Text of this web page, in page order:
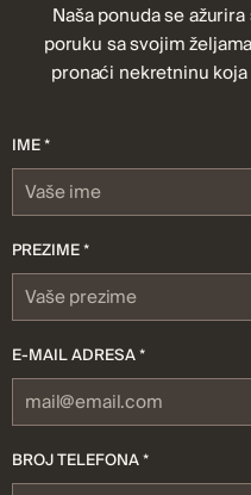
Naša ponuda se
poruku sa svojim
pronaći nekretninu
IME *
PREZIME *
E-MAIL ADRESA *
BROJ TELEFONA *